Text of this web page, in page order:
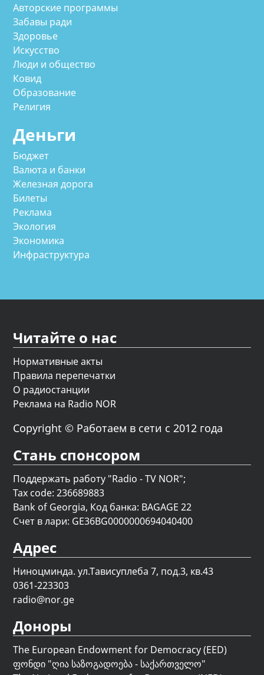
Авторские программы
Забавы ради
Здоровье
Искусство
Люди и общество
Ковид
Образование
Религия
Деньги
Бюджет
Валюта и банки
Железная дорога
Билеты
Реклама
Экология
Экономика
Инфраструктура
Читайте о нас
Нормативные акты
Правила перепечатки
О радиостанции
Реклама на Radio NOR
Copyright © Работаем в сети с 2012 года
Стань спонсором
Поддержать работу "Radio - TV NOR";
Tax code: 236689883
Bank of Georgia, Код банка: BAGAGE 22
Счет в лари: GE36BG0000000694040400
Адрес
Ниноцминда. ул.Тависуплеба 7, под.3, кв.43
0361-223303
radio@nor.ge
Доноры
The European Endowment for Democracy (EED)
ფონდი "ღია საზოგადოება - საქართველო"